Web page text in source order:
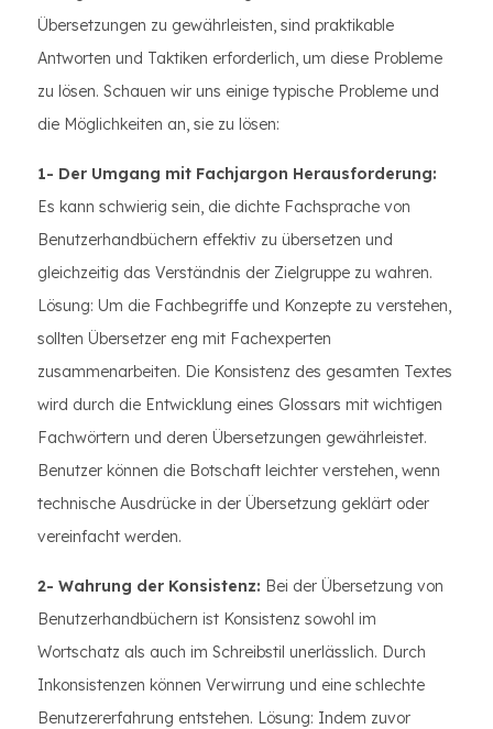
Übersetzungen zu gewährleisten, sind praktikable
Antworten und Taktiken erforderlich, um diese Probleme
zu lösen. Schauen wir uns einige typische Probleme und
die Möglichkeiten an, sie zu lösen:
1- Der Umgang mit Fachjargon Herausforderung:
Es kann schwierig sein, die dichte Fachsprache von
Benutzerhandbüchern effektiv zu übersetzen und
gleichzeitig das Verständnis der Zielgruppe zu wahren.
Lösung: Um die Fachbegriffe und Konzepte zu verstehen,
sollten Übersetzer eng mit Fachexperten
zusammenarbeiten. Die Konsistenz des gesamten Textes
wird durch die Entwicklung eines Glossars mit wichtigen
Fachwörtern und deren Übersetzungen gewährleistet.
Benutzer können die Botschaft leichter verstehen, wenn
technische Ausdrücke in der Übersetzung geklärt oder
vereinfacht werden.
2- Wahrung der Konsistenz: Bei der Übersetzung von
Benutzerhandbüchern ist Konsistenz sowohl im
Wortschatz als auch im Schreibstil unerlässlich. Durch
Inkonsistenzen können Verwirrung und eine schlechte
Benutzererfahrung entstehen. Lösung: Indem zuvor